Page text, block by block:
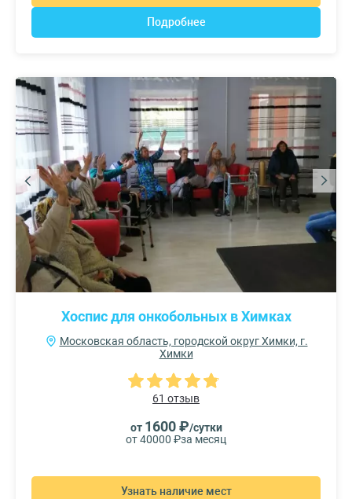
Подробнее
Хоспис для онкобольных в Химках
Московская область, городской округ Химки, г.
Химки
61 отзыв
от 1600 ₽/сутки
от 40000 ₽за месяц
Узнать наличие мест